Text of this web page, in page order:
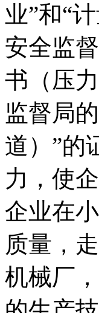
业”和“
安全监
书（压
监督局
道）”的
力，使
企业在
质量，
机械厂